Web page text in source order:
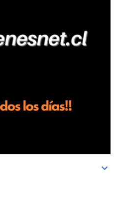
vehículo y, en medio de la
de los hombros, empujado al
y manos, mientr...